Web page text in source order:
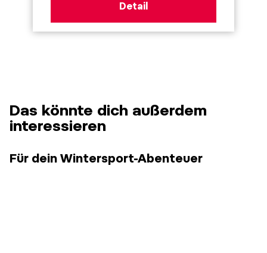
Detail
Das könnte dich außerdem
interessieren
Für dein Wintersport-Abenteuer